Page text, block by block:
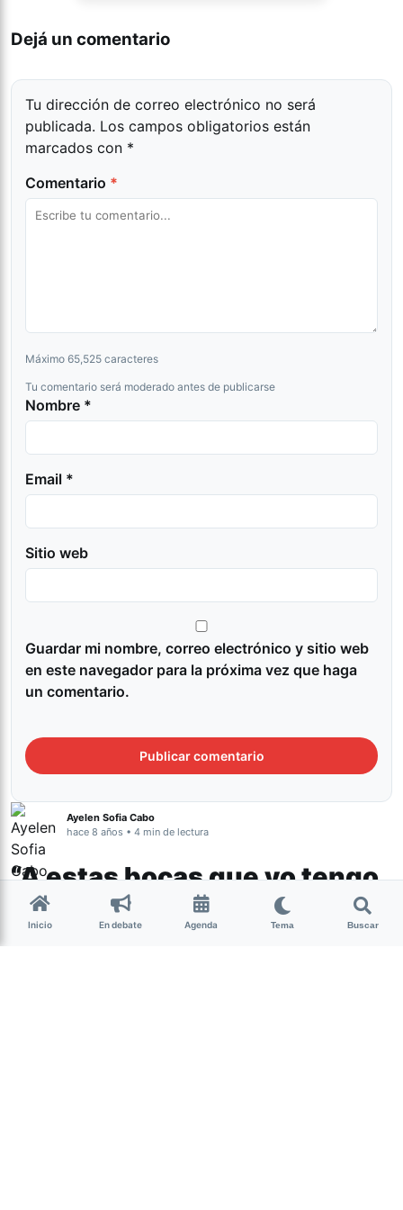
Dejá un comentario
Tu dirección de correo electrónico no será
publicada. Los campos obligatorios están
marcados con *
Comentario *
Máximo 65,525 caracteres
Tu comentario será moderado antes de publicarse
Nombre *
Email *
Sitio web
Guardar mi nombre, correo electrónico y sitio web
en este navegador para la próxima vez que haga
un comentario.
Ayelen Sofia Cabo
hace 8 años • 4 min de lectura
“A estas bocas que yo tengo
nunca las van a callar”
Inicio En debate Agenda Tema Buscar